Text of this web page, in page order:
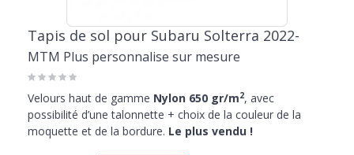
Tapis de sol pour Subaru Solterra 2022-
MTM Plus personnalise sur mesure
Velours haut de gamme Nylon 650 gr/m2, avec
possibilité d’une talonnette + choix de la couleur de la
moquette et de la bordure. Le plus vendu !